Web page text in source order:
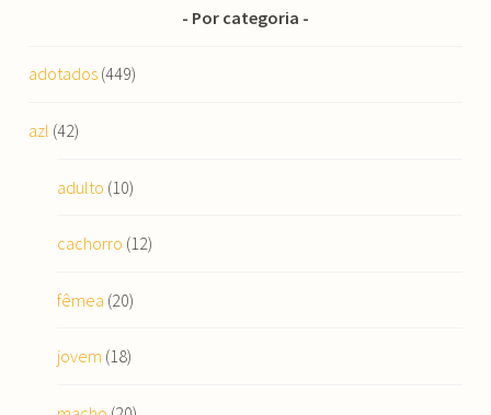
Por categoria
adotados (449)
azl (42)
adulto (10)
cachorro (12)
fêmea (20)
jovem (18)